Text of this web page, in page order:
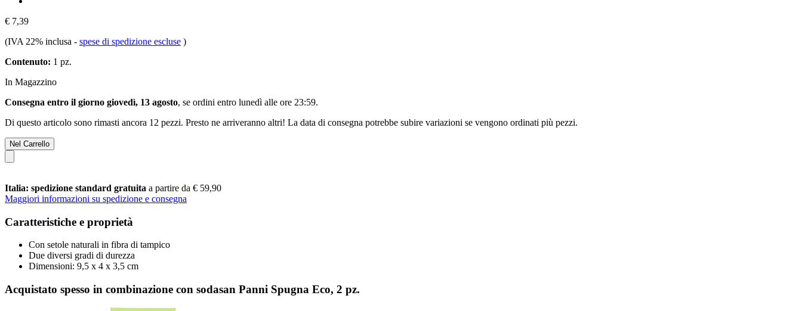
€ 7,39
(IVA 22% inclusa - spese di spedizione escluse )
Contenuto: 1 pz.
In Magazzino
Consegna entro il giorno giovedì, 13 agosto, se ordini entro lunedì alle ore 23:59.
Di questo articolo sono rimasti ancora 12 pezzi. Presto ne arriveranno altri! La data di consegna potrebbe subire variazioni se vengono ordinati più pezzi.
Nel Carrello
Italia: spedizione standard gratuita a partire da € 59,90
Maggiori informazioni su spedizione e consegna
Caratteristiche e proprietà
Con setole naturali in fibra di tampico
Due diversi gradi di durezza
Dimensioni: 9,5 x 4 x 3,5 cm
Acquistato spesso in combinazione con sodasan Panni Spugna Eco, 2 pz.